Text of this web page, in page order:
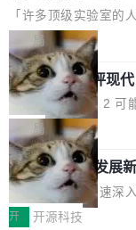
个表单字段，每个字
想...
的严苛使用需求。 澎
600PG5 AI TOP具备
机身尺寸大幅精简。
功率段机身尺寸十分
巧机身有效提升市面
元。数字广告与公共
25年的8463亿美元扩
元。数字的背后是一
业化营销服务的需求
的同时,服务商的竞争
Agency年度合辑的观
者最近的载体,在整个
高了。全域营销服务
度,案例厚度、全域覆
了
「许多顶级实验室的
且他们认为 ICLR/
度宣传和欺诈。」
n 这条推文引发了广
话，他是说出了一个
破的事实。 Jordan
「我不认为这些会议
或造假。问题是，作
看起来最令人兴奋的
度宣传的。」 这才是
局
xAI 前工程师评现
3 开源项目
Flash Attention 2 可
这句话不是来自某个
Pham 的一条推文。
的早期工程师之一，
工作过。近日他在 X
认为现代 AI 领域最重
局
共商智能硬件发展
硬件开发者日杭州
随着万物智联加速深
单点设备迈向智能化
开 开源科技